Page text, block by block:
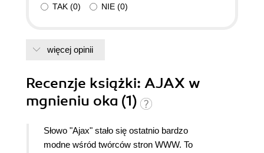
TAK (0) NIE (0)
więcej opinii
Recenzje książki: AJAX w
mgnieniu oka (1)
Słowo "Ajax" stało się ostatnio bardzo
modne wśród twórców stron WWW. To